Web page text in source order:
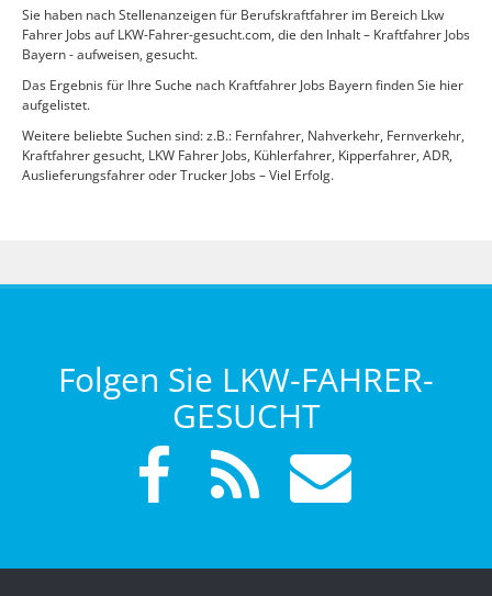
Sie haben nach Stellenanzeigen für Berufskraftfahrer im Bereich Lkw
Fahrer Jobs auf LKW-Fahrer-gesucht.com, die den Inhalt – Kraftfahrer Jobs
Bayern - aufweisen, gesucht.
Das Ergebnis für Ihre Suche nach Kraftfahrer Jobs Bayern finden Sie hier
aufgelistet.
Weitere beliebte Suchen sind: z.B.: Fernfahrer, Nahverkehr, Fernverkehr,
Kraftfahrer gesucht, LKW Fahrer Jobs, Kühlerfahrer, Kipperfahrer, ADR,
Auslieferungsfahrer oder Trucker Jobs – Viel Erfolg.
Folgen Sie LKW-FAHRER-
GESUCHT